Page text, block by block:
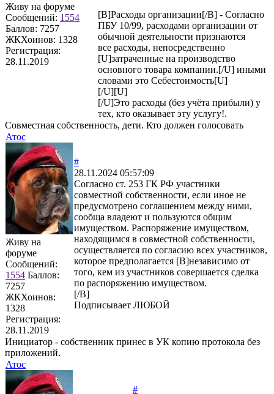
Живу на форуме
Сообщений: 1554
Баллов: 7257
ЖКХоинов: 1328
Регистрация:
28.11.2019
[B]Расходы организации[/B] - Согласно
ПБУ 10/99, расходами организации от
обычной деятельности признаются
все расходы, непосредственно
[U]затраченные на производство
основного товара компании.[/U] иными
словами это Себестоимость[U]
[/U][U]
[/U]Это расходы (без учёта прибыли) у
тех, кто оказывает эту услугу!.
Совместная собственность, дети. Кто должен голосовать
Атос
Живу на
форуме
Сообщений:
1554 Баллов:
7257
ЖКХоинов:
1328
Регистрация:
28.11.2019
#
28.11.2024 05:57:09
Согласно ст. 253 ГК РФ участники
совместной собственности, если иное не
предусмотрено соглашением между ними,
сообща владеют и пользуются общим
имуществом. Распоряжение имуществом,
находящимся в совместной собственности,
осуществляется по согласию всех участников,
которое предполагается [B]независимо от
того, кем из участников совершается сделка
по распоряжению имуществом.
[/B]
Подписывает ЛЮБОЙ
Инициатор - собственник принес в УК копию протокола без
приложений.
Атос
#